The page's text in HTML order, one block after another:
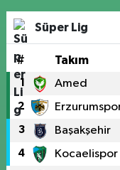
Süper Lig
# Takım
1 Amed
2
3 Başakşehir
4 Kocaelispor